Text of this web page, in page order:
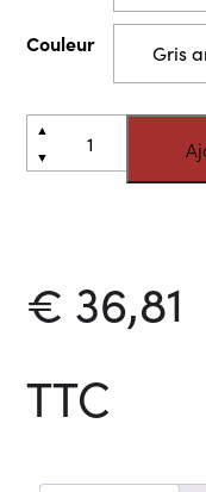
Couleur
▲
▼
Panneaux
€ 36,81
TTC